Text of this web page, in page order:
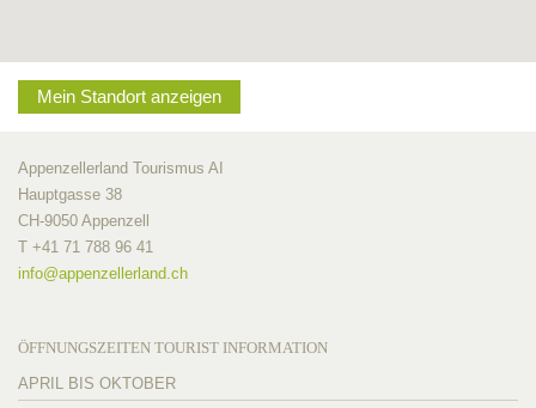
Mein Standort anzeigen
Appenzellerland Tourismus AI
Hauptgasse 38
CH-9050 Appenzell
T +41 71 788 96 41
info@appenzellerland.ch
ÖFFNUNGSZEITEN TOURIST INFORMATION
APRIL BIS OKTOBER